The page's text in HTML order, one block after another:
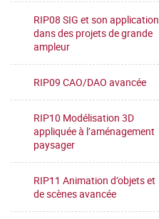
RIP08 SIG et son application
dans des projets de grande
ampleur
RIP09 CAO/DAO avancée
RIP10 Modélisation 3D
appliquée à l’aménagement
paysager
RIP11 Animation d’objets et
de scènes avancée